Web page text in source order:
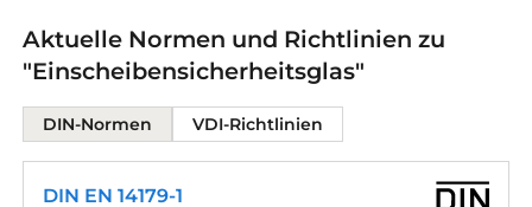
Aktuelle Normen und Richtlinien zu
"Einscheibensicherheitsglas"
DIN-Normen VDI-Richtlinien
DIN EN 14179-1